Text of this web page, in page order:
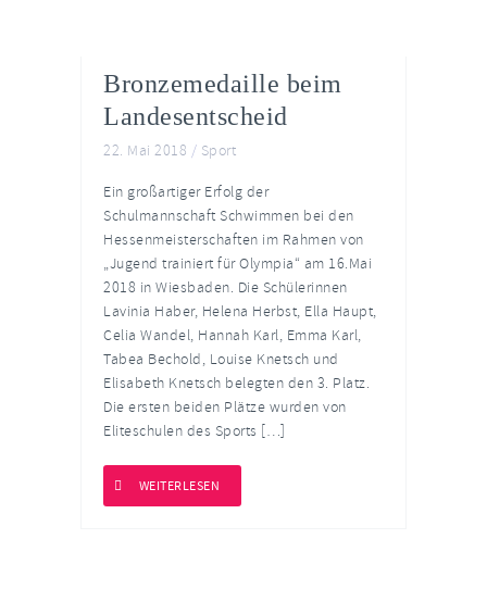
Bronzemedaille beim
Landesentscheid
22. Mai 2018 / Sport
Ein großartiger Erfolg der
Schulmannschaft Schwimmen bei den
Hessenmeisterschaften im Rahmen von
„Jugend trainiert für Olympia“ am 16.Mai
2018 in Wiesbaden. Die Schülerinnen
Lavinia Haber, Helena Herbst, Ella Haupt,
Celia Wandel, Hannah Karl, Emma Karl,
Tabea Bechold, Louise Knetsch und
Elisabeth Knetsch belegten den 3. Platz.
Die ersten beiden Plätze wurden von
Eliteschulen des Sports […]
WEITERLESEN